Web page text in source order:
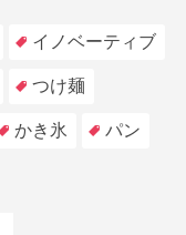
イノベーティブ
つけ麺
かき氷 パン